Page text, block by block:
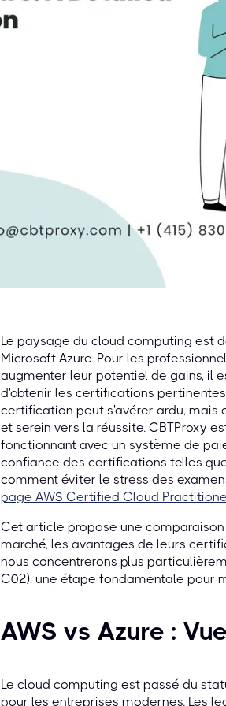
Le paysage du cloud computing est
Microsoft Azure. Pour les
augmenter leur potentiel de gains, il
d'obtenir les certifications
certification peut s'avérer ardu, mais
et serein vers la réussite. CBTProxy
fonctionnant avec un système de
confiance des certifications telles
comment éviter le stress des
page AWS Certified Cloud
Cet article propose une comparaison
marché, les avantages de leurs
nous concentrerons plus
C02), une étape fondamentale pour
AWS vs Azure :
Le cloud computing est passé du
pour les entreprises modernes. Les